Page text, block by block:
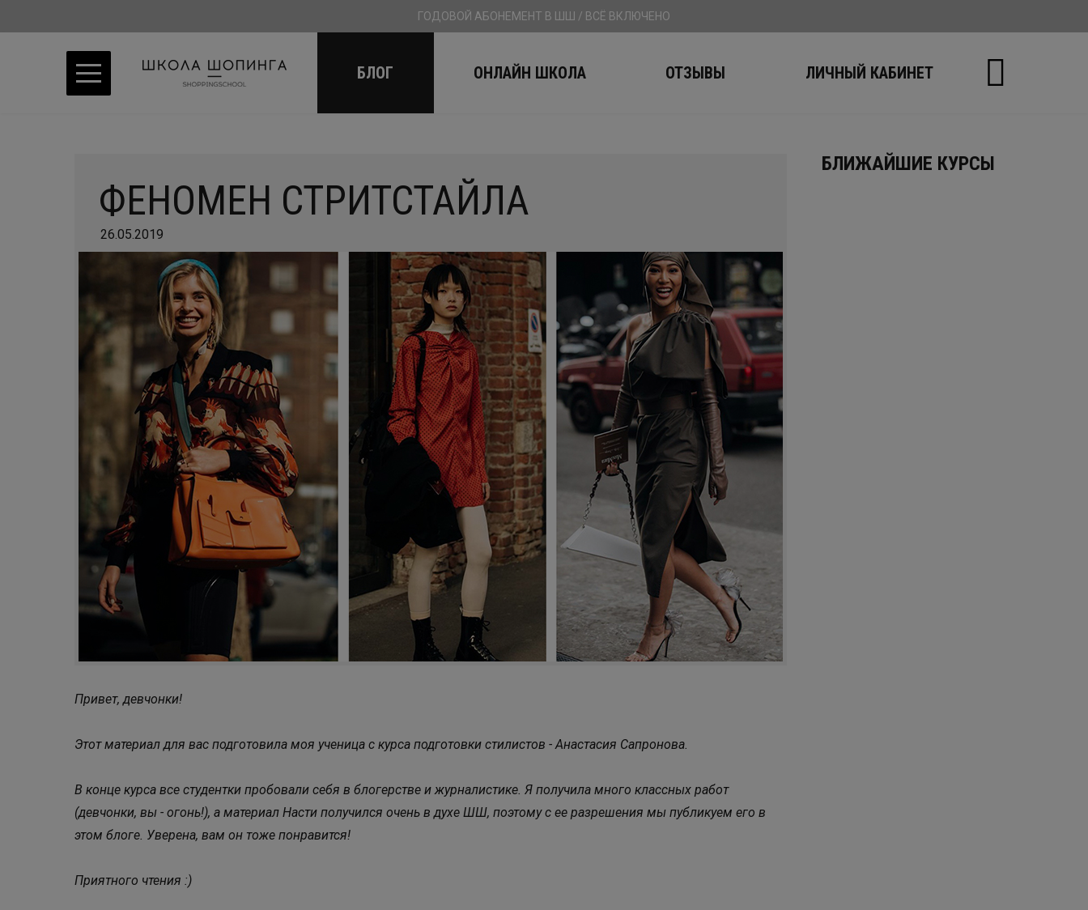
ГОДОВОЙ АБОНЕМЕНТ В ШШ / ВСЁ ВКЛЮЧЕНО
БЛОГ ОНЛАЙН ШКОЛА ОТЗЫВЫ ЛИЧНЫЙ КАБИНЕТ
ФЕНОМЕН СТРИТСТАЙЛА
26.05.2019
Привет, девчонки!
Этот материал для вас подготовила моя ученица с курса подготовки стилистов - Анастасия Сапронова.
В конце курса все студентки пробовали себя в блогерстве и журналистике. Я получила много классных работ
(девчонки, вы - огонь!), а материал Насти получился очень в духе ШШ, поэтому с ее разрешения мы публикуем его в
этом блоге. Уверена, вам он тоже понравится!
Приятного чтения :)
БЛИЖАЙШИЕ КУРСЫ